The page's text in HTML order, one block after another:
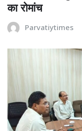
का रोमांच
Parvatiytimes